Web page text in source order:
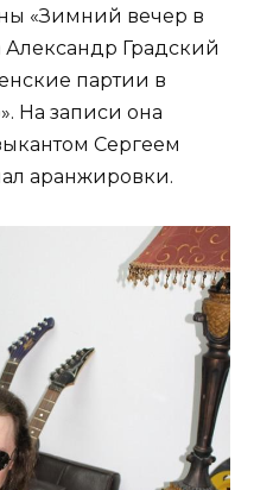
«Зимний вечер в
Александр Градский
партии в
На записи она
Сергеем
аранжировки.